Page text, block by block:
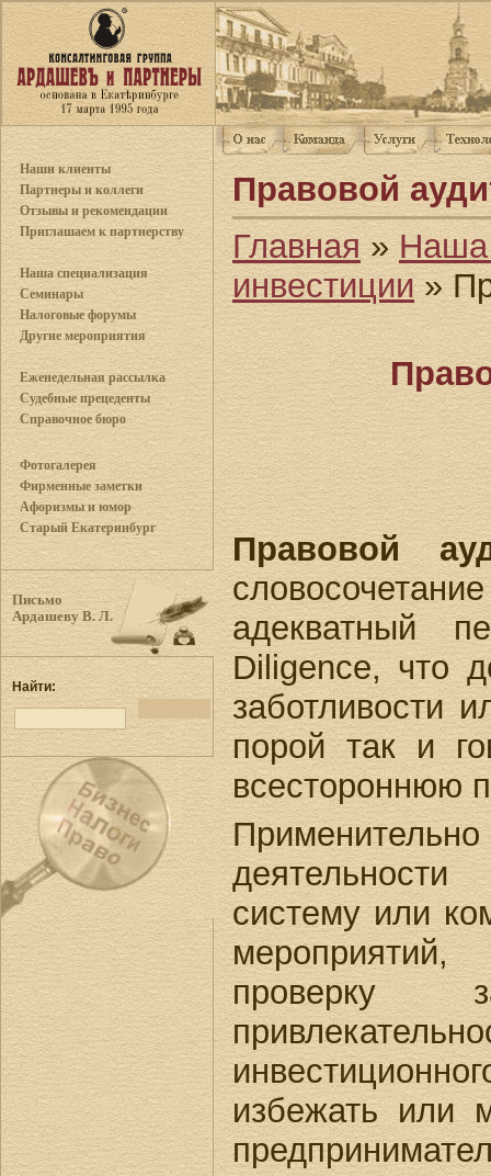
Наши клиенты
Партнеры и коллеги
Отзывы и рекомендации
Приглашаем к партнерству
Наша специализация
Семинары
Налоговые форумы
Другие мероприятия
Еженедельная рассылка
Судебные прецеденты
Справочное бюро
Фотогалерея
Фирменные заметки
Афоризмы и юмор
Старый Екатеринбург
Письмо
Ардашеву В. Л.
Найти:
Правовой
Главная» Наша
инвестиции»
Правовой
адекватный
Diligence, что
заботливости
порой так и
всестороннюю
систему или
проверку
избежать или